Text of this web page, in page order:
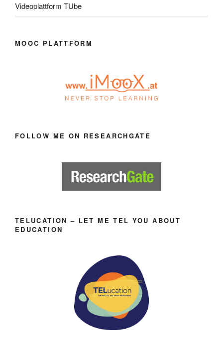
Videoplattform TUbe
MOOC PLATTFORM
FOLLOW ME ON RESEARCHGATE
TELUCATION – LET ME TEL YOU ABOUT
EDUCATION